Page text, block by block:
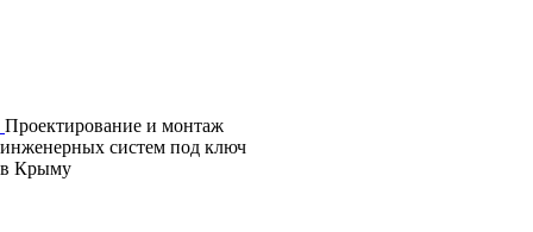
Проектирование и монтаж
инженерных систем под ключ
в Крыму